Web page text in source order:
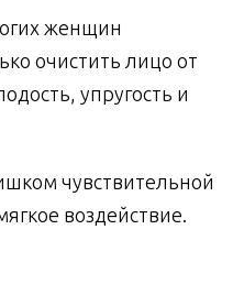
женщин
очистить лицо от
упругость и
чувствительной
воздействие.